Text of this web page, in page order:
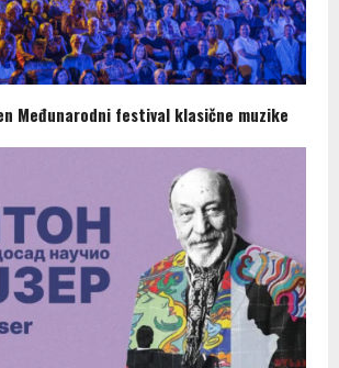
Međunarodni festival klasične muzike